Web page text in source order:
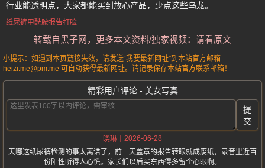
行业能透明点，大家都能买到放心产品，少点这些乌龙。
纸尿裤甲酰胺报告打脸
转载自黑子网，更多本文资料/独家视频：请看原文
小提示：如遇到本页链接失效，请发送“我要最新网址”到本站官方邮箱
heizi.me@pm.me 可自动获得最新网址。请记录保存本站官方联系邮箱！
精彩用户评论 - 美女写真
提
交
晓琳
2026-06-28
天哪这纸尿裤检测的事太离谱了，前一天盖章的报告转眼就成废纸，录音里近百
份阳性听得人心慌。家长们以后买东西得多留个心眼啊。